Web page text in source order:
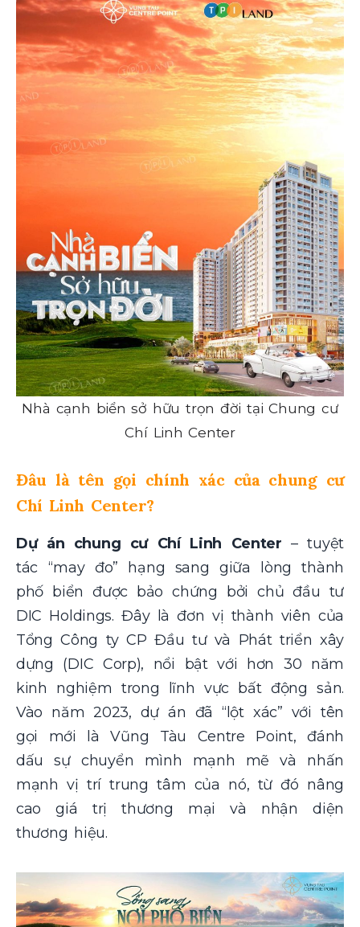
Nhà cạnh biển sở hữu trọn đời tại Chung cư
Chí Linh Center
Đâu là tên gọi chính xác của chung cư
Chí Linh Center?
Dự án chung cư Chí Linh Center – tuyệt
tác “may đo” hạng sang giữa lòng thành
phố biển được bảo chứng bởi chủ đầu tư
DIC Holdings. Đây là đơn vị thành viên của
Tổng Công ty CP Đầu tư và Phát triển xây
dựng (DIC Corp), nổi bật với hơn 30 năm
kinh nghiệm trong lĩnh vực bất động sản.
Vào năm 2023, dự án đã “lột xác” với tên
gọi mới là Vũng Tàu Centre Point, đánh
dấu sự chuyển mình mạnh mẽ và nhấn
mạnh vị trí trung tâm của nó, từ đó nâng
cao giá trị thương mại và nhận diện
thương hiệu.